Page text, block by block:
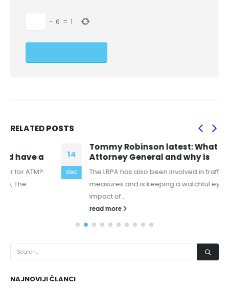
− 6 = 1
RELATEDPOSTS
14
dec
Tommy Robinson latest: What is the
Attorney General and why is
The LRPA has also been involved in traffic calming
measures and is keeping a watchful eye on the
NAJNOVIJI ČLANCI